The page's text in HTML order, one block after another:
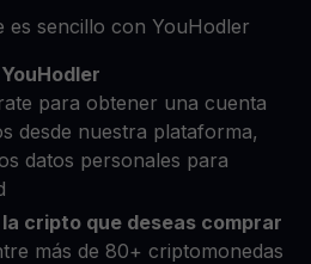
es sencillo con YouHodler
para obtener una cuenta
desde nuestra plataforma,
datos personales para
cripto que deseas comprar
más de 80+ criptomonedas